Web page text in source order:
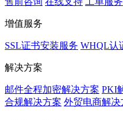
增值服务
SSL证书安装服务 WHQL认
解决方案
邮件全程加密解决方案 PKI
合规解决方案 外贸电商解决